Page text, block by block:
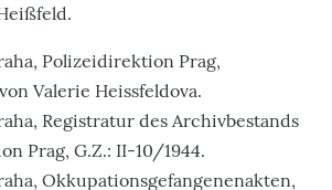
Polizeidirektion Prag,
Valerie Heissfeldova.
Registratur des Archivbestands
Prag, G.Z.: II-10/1944.
Okkupationsgefangenenakten,